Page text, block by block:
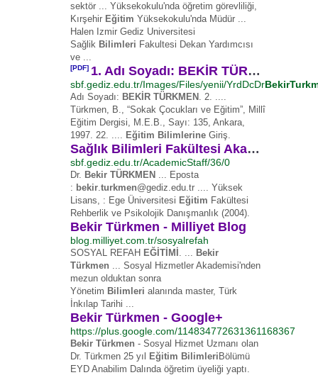
sektör ... Yüksekokulu'nda öğretim görevliliği,
Kırşehir Eğitim Yüksekokulu'nda Müdür ...
Halen Izmir Gediz Universitesi
Sağlik Bilimleri Fakultesi Dekan Yardımcısı
ve ...
[PDF] 1. Adı Soyadı: BEKİR TÜRKMEN 2. Doğum Tarihi: 01.01 ...
sbf.gediz.edu.tr/Images/Files/yenii/YrdDcDr
Adı Soyadı: BEKİR TÜRKMEN . 2. ....
Türkmen, B., “Sokak Çocukları ve Eğitim”, Millî
Eğitim Dergisi, M.E.B., Sayı: 135, Ankara,
1997. 22. .... Eğitim Bilimlerine Giriş.
Sağlık Bilimleri Fakültesi Akademik Kadro
sbf.gediz.edu.tr/AcademicStaff/36/0
Dr. Bekir TÜRKMEN ... Eposta
: bekir.turkmen@gediz.edu.tr .... Yüksek
Lisans, : Ege Üniversitesi Eğitim Fakültesi
Rehberlik ve Psikolojik Danışmanlık (2004).
Bekir Türkmen - Milliyet Blog
blog.milliyet.com.tr/sosyalrefah
SOSYAL REFAH EĞİTİMİ . ... Bekir
Türkmen ... Sosyal Hizmetler Akademisi'nden
mezun olduktan sonra
Yönetim Bilimleri alanında master, Türk
İnkılap Tarihi ...
Bekir Türkmen - Google+
https://plus.google.com/114834772631361168367
Bekir Türkmen - Sosyal Hizmet Uzmanı olan
Dr. Türkmen 25 yıl
Eğitim Bilimleri Bölümü
EYD Anabilim Dalında öğretim üyeliği yaptı.